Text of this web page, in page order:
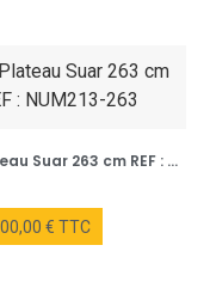
Plateau Suar 263 cm REF : NUM213-263
€ TTC